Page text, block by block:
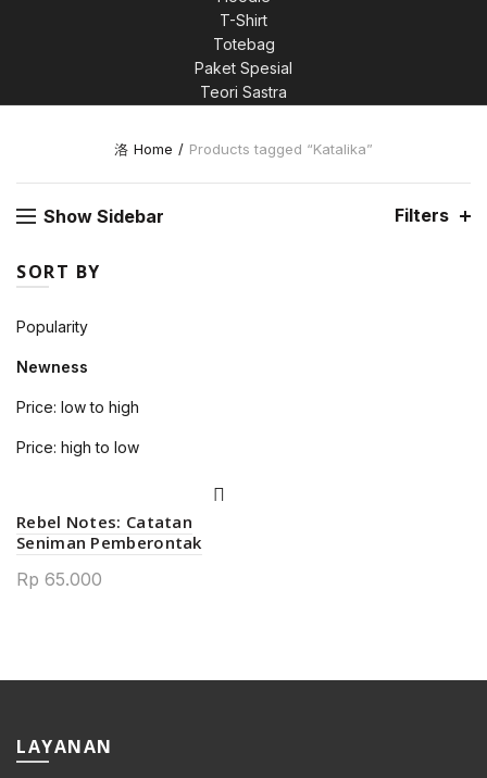
T-Shirt
Totebag
Paket Spesial
Teori Sastra
Home Products tagged “Katalika”
Show Sidebar Filters
SORT BY
Popularity
Newness
Price: low to high
Price: high to low
Rebel Notes: Catatan
Seniman Pemberontak
Rp 65.000
LAYANAN